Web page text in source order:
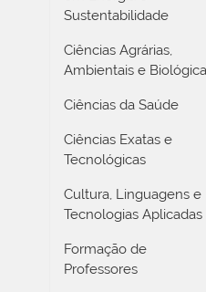
Sustentabilidade
Ciências Agrárias,
Ambientais e
Ciências da Saúde
Ciências Exatas e
Tecnológicas
Cultura, Linguagens e
Tecnologias Aplicadas
Formação de
Professores